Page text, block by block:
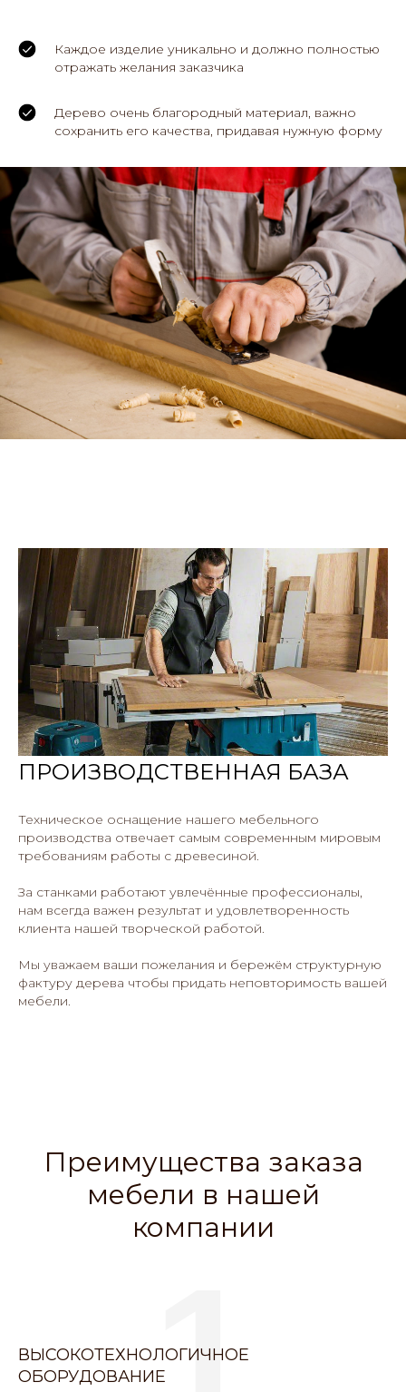
Каждое изделие уникально и должно полностью
отражать желания заказчика
Дерево очень благородный материал, важно
сохранить его качества, придавая нужную форму
ПРОИЗВОДСТВЕННАЯ БАЗА
Техническое оснащение нашего мебельного
производства отвечает самым современным мировым
требованиям работы с древесиной.
За станками работают увлечённые профессионалы,
нам всегда важен результат и удовлетворенность
клиента нашей творческой работой.
Мы уважаем ваши пожелания и бережём структурную
фактуру дерева чтобы придать неповторимость вашей
мебели.
Преимущества заказа
мебели в нашей
компании
ВЫСОКОТЕХНОЛОГИЧНОЕ
ОБОРУДОВАНИЕ